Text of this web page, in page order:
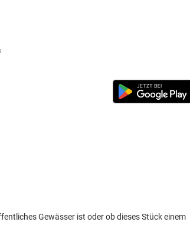
Gewässer ist oder ob dieses Stück einem